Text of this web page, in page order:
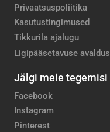
Privaatsuspoliitika
Kasutustingimused
Tikkurila ajalugu
Ligipääsetavuse avaldus
Jälgi meie tegemisi
Facebook
Instagram
Pinterest